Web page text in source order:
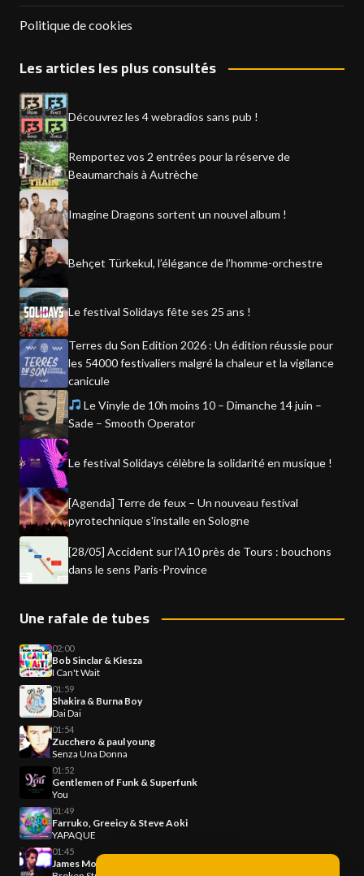
Politique de cookies
Les articles les plus consultés
Découvrez les 4 webradios sans pub !
Remportez vos 2 entrées pour la réserve de
Beaumarchais à Autrèche
Imagine Dragons sortent un nouvel album !
Behçet Türkekul, l’élégance de l’homme-orchestre
Le festival Solidays fête ses 25 ans !
Terres du Son Edition 2026 : Un édition réussie pour
les 54000 festivaliers malgré la chaleur et la vigilance
canicule
Le Vinyle de 10h moins 10 – Dimanche 14 juin –
Sade – Smooth Operator
Le festival Solidays célèbre la solidarité en musique !
[Agenda] Terre de feux – Un nouveau festival
pyrotechnique s'installe en Sologne
[28/05] Accident sur l'A10 près de Tours : bouchons
dans le sens Paris-Province
Une rafale de tubes
02:00
Bob Sinclar & Kiesza
I Can't Wait
01:59
Shakira & Burna Boy
Dai Dai
01:54
Zucchero & paul young
Senza Una Donna
01:52
Gentlemen of Funk & Superfunk
You
01:49
Farruko, Greeicy & Steve Aoki
YAPAQUE
01:45
James Morrison & Nelly Furtado